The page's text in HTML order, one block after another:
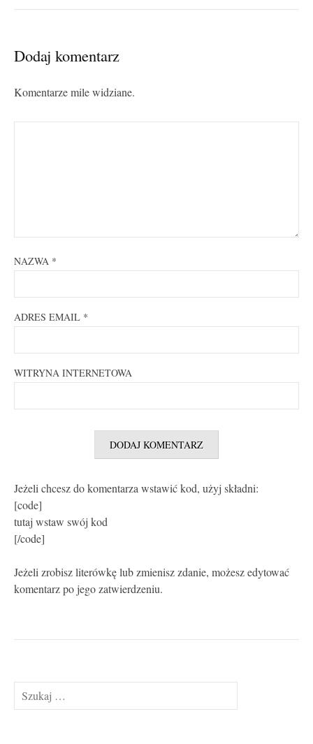
Dodaj komentarz
Komentarze mile widziane.
NAZWA *
ADRES EMAIL *
WITRYNA INTERNETOWA
Jeżeli chcesz do komentarza wstawić kod, użyj składni:
[code]
tutaj wstaw swój kod
[/code]
Jeżeli zrobisz literówkę lub zmienisz zdanie, możesz edytować
komentarz po jego zatwierdzeniu.
Szukaj: